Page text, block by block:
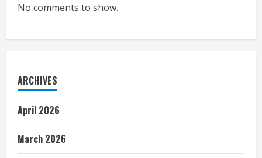
No comments to show.
ARCHIVES
April 2026
March 2026